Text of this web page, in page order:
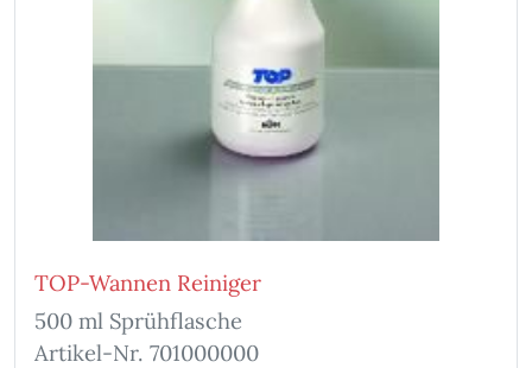
TOP-Wannen Reiniger
500 ml Sprühflasche
Artikel-Nr. 701000000